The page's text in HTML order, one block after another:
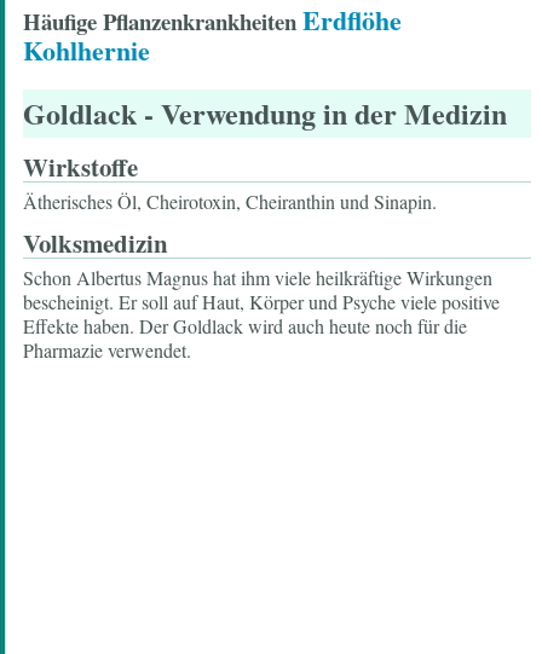
Häufige PflanzenkrankheitenErdflöhe
Kohlhernie
Goldlack - Verwendung in der Medizin
Wirkstoffe
Ätherisches Öl, Cheirotoxin, Cheiranthin und Sinapin.
Volksmedizin
Schon Albertus Magnus hat ihm viele heilkräftige Wirkungen
bescheinigt. Er soll auf Haut, Körper und Psyche viele positive
Effekte haben. Der Goldlack wird auch heute noch für die
Pharmazie verwendet.